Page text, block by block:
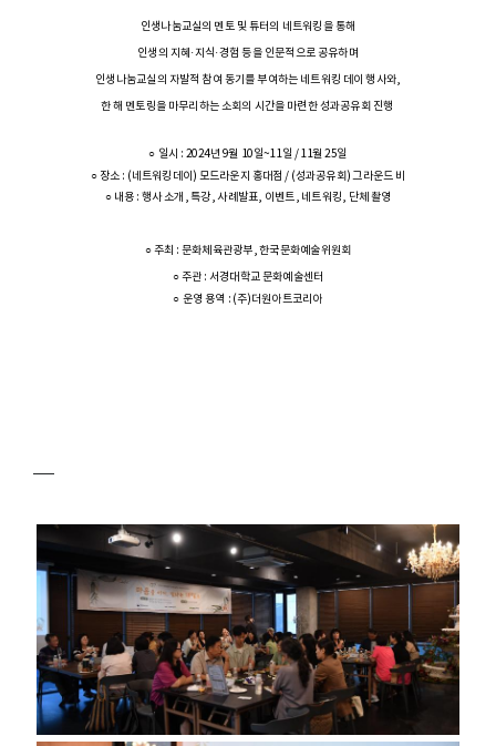
인생나눔교실의 멘토 및 튜터의 네트워킹을 통해
인생의 지혜·지식·경험 등을 인문적으로 공유하며
인생나눔교실의 자발적 참여 동기를 부여하는 네트워킹 데이 행사와,
한 해 멘토링을 마무리하는 소회의 시간을 마련한 성과공유회 진행
○ 일시 : 2024년 9월 10일~11일 / 11월 25일
○ 장소 : (네트워킹데이) 모드라운지 홍대점 / (성과공유회) 그라운드 비
○ 내용 : 행사 소개, 특강, 사례발표, 이벤트, 네트워킹, 단체 촬영
○ 주최 : 문화체육관광부, 한국문화예술위원회
○ 주관 : 서경대학교 문화예술센터
○ 운영 용역 : (주)더원아트코리아